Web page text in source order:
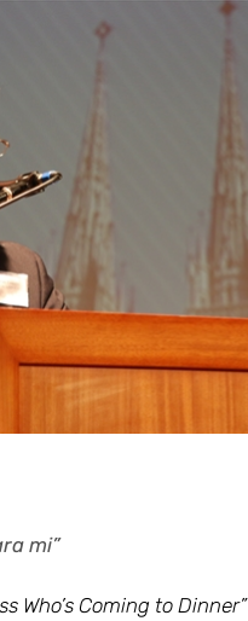
mi”
Who’s Coming to Dinner”